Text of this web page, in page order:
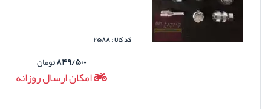
کد کالا : ۲۵۸۸
۸۴۹/۵۰۰تومان
امکان ارسال روزانه